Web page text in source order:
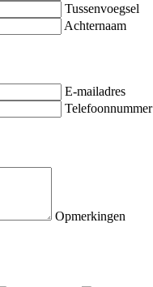
Tussenvoegsel
Achternaam
E-mailadres
Telefoonnummer
Opmerkingen